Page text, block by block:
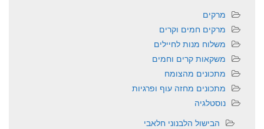
מרקים
מרקים חמים וקרים
משלוח מנות לחיילים
משקאות קרים וחמים
מתכונים מהצומח
מתכונים מחזה עוף ופרגיות
נוסטלגיה
הבישול הלבנוני חלאבי